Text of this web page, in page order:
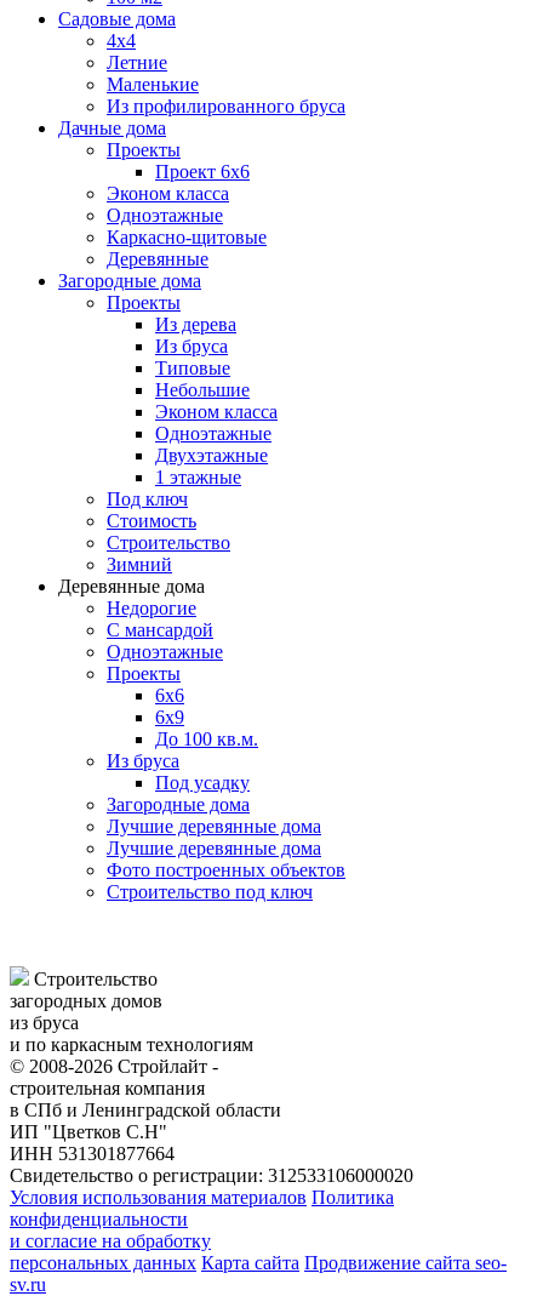
Садовые дома
4х4
Летние
Маленькие
Из профилированного бруса
Дачные дома
Проекты
Проект 6х6
Эконом класса
Одноэтажные
Каркасно-щитовые
Деревянные
Загородные дома
Проекты
Из дерева
Из бруса
Типовые
Небольшие
Эконом класса
Одноэтажные
Двухэтажные
1 этажные
Под ключ
Стоимость
Строительство
Зимний
Деревянные дома
Недорогие
С мансардой
Одноэтажные
Проекты
6х6
6х9
До 100 кв.м.
Из бруса
Под усадку
Загородные дома
Лучшие деревянные дома
Лучшие деревянные дома
Фото построенных объектов
Строительство под ключ
Строительство
загородных домов
из бруса
и по каркасным технологиям
© 2008-2026 Стройлайт -
строительная компания
в СПб и Ленинградской области
ИП "Цветков С.Н"
ИНН 531301877664
Свидетельство о регистрации: 312533106000020
Условия использования материалов Политика
конфиденциальности
и согласие на обработку
персональных данных Карта сайта Продвижение сайта seo-
sv.ru